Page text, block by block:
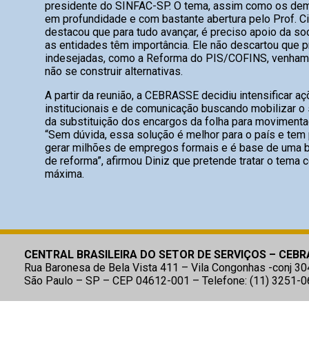
presidente do SINFAC-SP. O tema, assim como os
em profundidade e com bastante abertura pelo Prof.
destacou que para tudo avançar, é preciso apoio da
as entidades têm importância. Ele não descartou que
indesejadas, como a Reforma do PIS/COFINS,
não se construir alternativas.
A partir da reunião, a CEBRASSE decidiu intensificar
institucionais e de comunicação buscando mobilizar
da substituição dos encargos da folha para
“Sem dúvida, essa solução é melhor para o país e
gerar milhões de empregos formais e é base de uma
de reforma”, afirmou Diniz que pretende tratar o tema
máxima.
CENTRAL BRASILEIRA DO SETOR DE SERVIÇOS –
Rua Baronesa de Bela Vista 411 – Vila Congonhas -conj
São Paulo – SP – CEP 04612-001 – Telefone: (11) 3251-